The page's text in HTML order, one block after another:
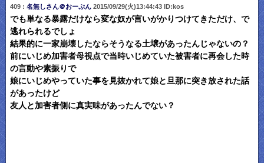
409 : 名無しさん＠おーぷん2015/09/29(火)13:44:43 ID:kos
でも単なる暴露だけなら変な奴が言いがかりつけてきただけ、で
逃れられるでしょ
結果的に一家崩壊したならそうなる土壌があったんじゃないの？
前にいじめ加害者母視点で当時いじめていた被害者に再会した時
の言動や素振りで
娘にいじめやっていた事を見抜かれて娘と旦那に突き放された話
があったけど
友人と加害者側に真実味があったんでない？